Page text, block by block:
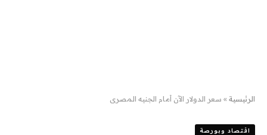
الرئيسية » سعر الدولار الآن أمام الجنيه المصرى
اقتصاد وبورصة